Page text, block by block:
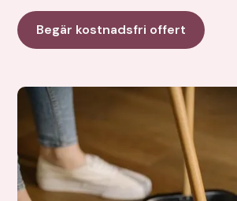
Begär kostnadsfri offert